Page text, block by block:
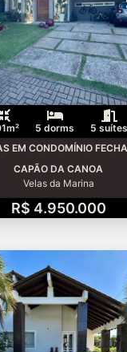
5 dorms
5 suítes
EM CONDOMÍNIO
CAPÃO DA CANOA
Velas da Marina
R$ 4.950.000